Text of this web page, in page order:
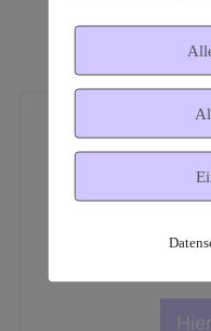
Dies